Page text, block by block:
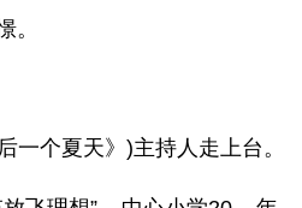
。
一个夏天》)主持人走上台。